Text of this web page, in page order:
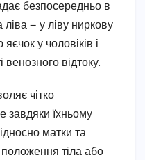
безпосередньо в
— у ліву ниркову
у чоловіків і
венозного відтоку.
чітко
завдяки їхньому
матки та
положення тіла або